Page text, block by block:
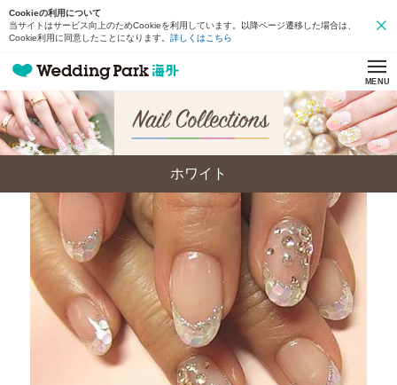
Cookieの利用について
当サイトはサービス向上のためCookieを利用しています。以降ページ遷移した場合は、
Cookie利用に同意したことになります。 詳しくはこちら
MENU
ホワイト